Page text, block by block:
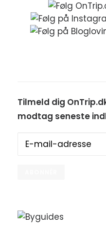
Tilmeld dig
modtag seneste